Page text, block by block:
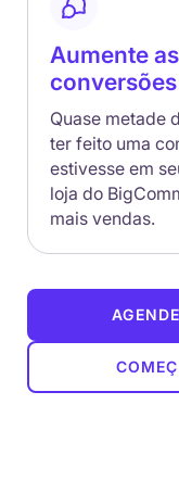
Aumente
conversões
Quase metade
ter feito uma
estivesse em
loja do
mais vendas.